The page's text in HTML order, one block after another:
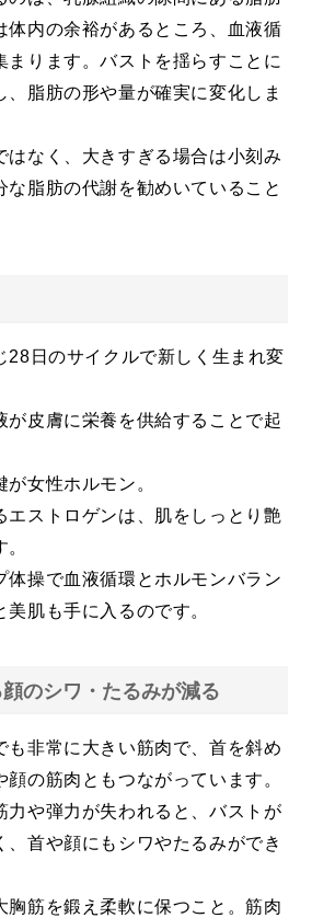
体内の余裕があるところ、血液循
まります。バストを揺らすことに
、脂肪の形や量が確実に変化しま
はなく、大きすぎる場合は小刻み
な脂肪の代謝を勧めいていること
28日のサイクルで新しく生まれ変
が皮膚に栄養を供給することで起
女性ホルモン。
エストロゲンは、肌をしっとり艶
体操で血液循環とホルモンバラン
肌も手に入るのです。
のシワ・たるみが減る
も非常に大きい筋肉で、首を斜め
の筋肉ともつながっています。
力や弾力が失われると、バストが
、首や顔にもシワやたるみができ
胸筋を鍛え柔軟に保つこと。筋肉